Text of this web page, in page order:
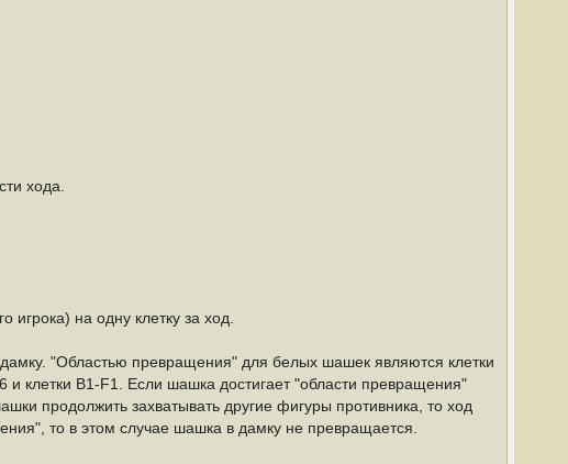
хода.
на одну клетку за ход.
"Областью превращения" для белых шашек являются клетки
клетки B1-F1. Если шашка достигает "области превращения"
продолжить захватывать другие фигуры противника, то ход
то в этом случае шашка в дамку не превращается.